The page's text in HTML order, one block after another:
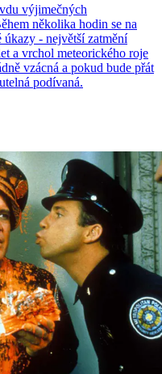
výjimečných
několika hodin se na
- největší zatmění
a vrchol meteorického roje
vzácná a pokud bude přát
podívaná.